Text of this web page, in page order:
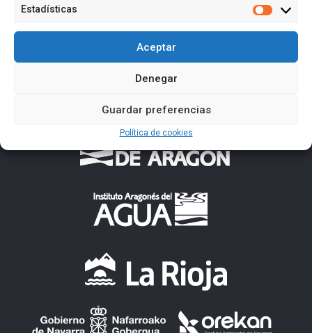
Estadísticas
Aceptar
Denegar
Guardar preferencias
Política de cookies